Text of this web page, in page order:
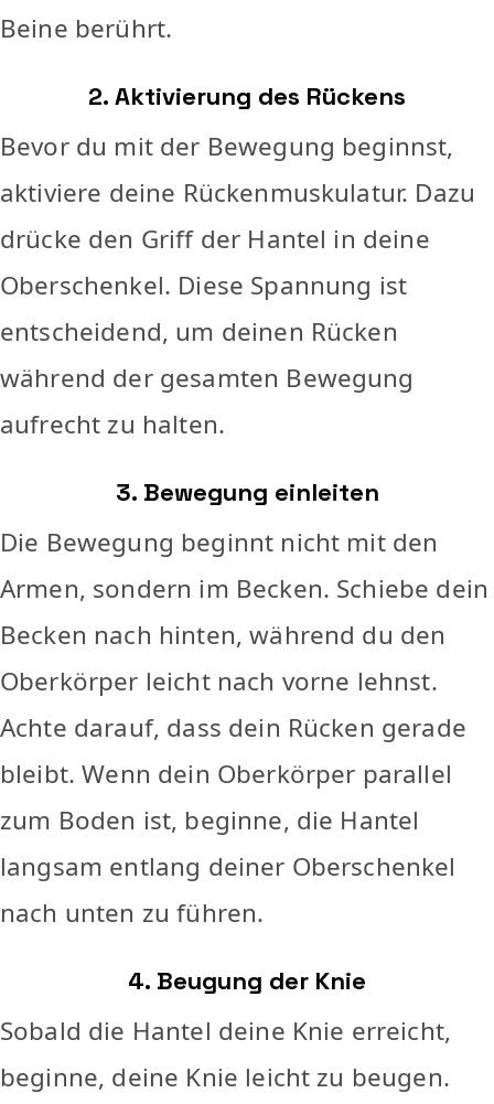
Beine berührt.
2. Aktivierung des Rückens
Bevor du mit der Bewegung beginnst,
aktiviere deine Rückenmuskulatur. Dazu
drücke den Griff der Hantel in deine
Oberschenkel. Diese Spannung ist
entscheidend, um deinen Rücken
während der gesamten Bewegung
aufrecht zu halten.
3. Bewegung einleiten
Die Bewegung beginnt nicht mit den
Armen, sondern im Becken. Schiebe dein
Becken nach hinten, während du den
Oberkörper leicht nach vorne lehnst.
Achte darauf, dass dein Rücken gerade
bleibt. Wenn dein Oberkörper parallel
zum Boden ist, beginne, die Hantel
langsam entlang deiner Oberschenkel
nach unten zu führen.
4. Beugung der Knie
Sobald die Hantel deine Knie erreicht,
beginne, deine Knie leicht zu beugen.